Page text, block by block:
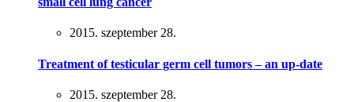
2015. szeptember 28.
Treatment of testicular germ cell tumors – an up-date
2015. szeptember 28.